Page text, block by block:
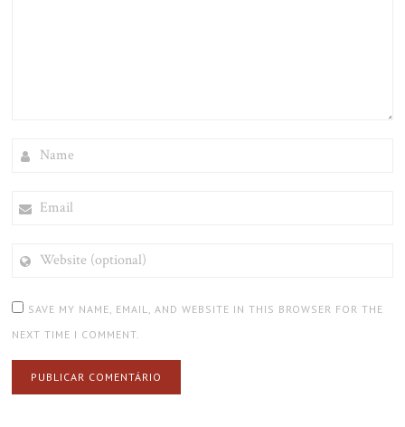
(OPTIONAL)
SAVE MY NAME, EMAIL, AND WEBSITE IN THIS BROWSER FOR THE
NEXT TIME I COMMENT.